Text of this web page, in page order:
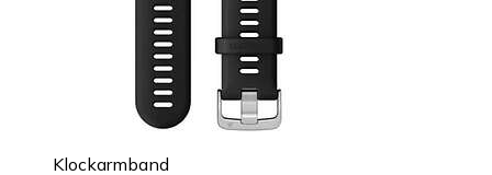
Klockarmband